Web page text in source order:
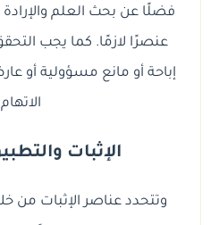
فضلًا عن بحث العلم
عنصرًا لازمًا. كما يجب
إباحة أو مانع مسؤولية أو
الإثبات
وتتحدد عناصر الإثبات من